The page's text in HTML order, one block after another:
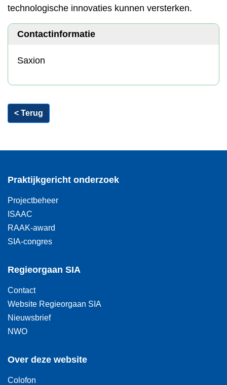
technologische innovaties kunnen versterken.
Contactinformatie
Saxion
< Terug
Praktijkgericht onderzoek
Projectbeheer
ISAAC
RAAK-award
SIA-congres
Regieorgaan SIA
Contact
Website Regieorgaan SIA
Nieuwsbrief
NWO
Over deze website
Colofon